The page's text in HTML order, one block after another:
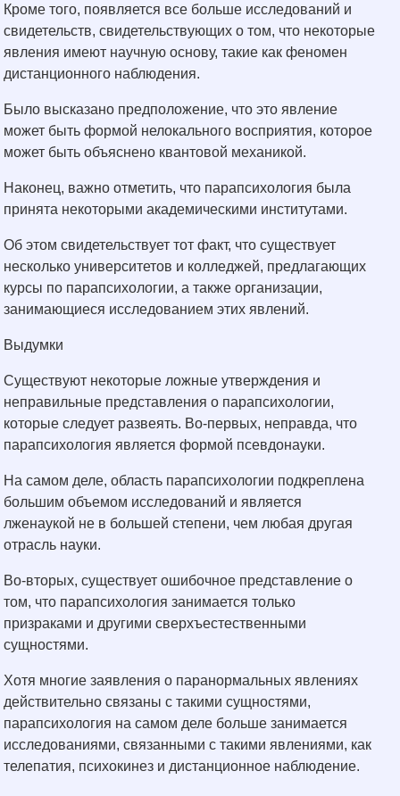
Кроме того, появляется все больше исследований и
свидетельств, свидетельствующих о том, что некоторые
явления имеют научную основу, такие как феномен
дистанционного наблюдения.
Было высказано предположение, что это явление
может быть формой нелокального восприятия, которое
может быть объяснено квантовой механикой.
Наконец, важно отметить, что парапсихология была
принята некоторыми академическими институтами.
Об этом свидетельствует тот факт, что существует
несколько университетов и колледжей, предлагающих
курсы по парапсихологии, а также организации,
занимающиеся исследованием этих явлений.
Выдумки
Существуют некоторые ложные утверждения и
неправильные представления о парапсихологии,
которые следует развеять. Во-первых, неправда, что
парапсихология является формой псевдонауки.
На самом деле, область парапсихологии подкреплена
большим объемом исследований и является
лженаукой не в большей степени, чем любая другая
отрасль науки.
Во-вторых, существует ошибочное представление о
том, что парапсихология занимается только
призраками и другими сверхъестественными
сущностями.
Хотя многие заявления о паранормальных явлениях
действительно связаны с такими сущностями,
парапсихология на самом деле больше занимается
исследованиями, связанными с такими явлениями, как
телепатия, психокинез и дистанционное наблюдение.